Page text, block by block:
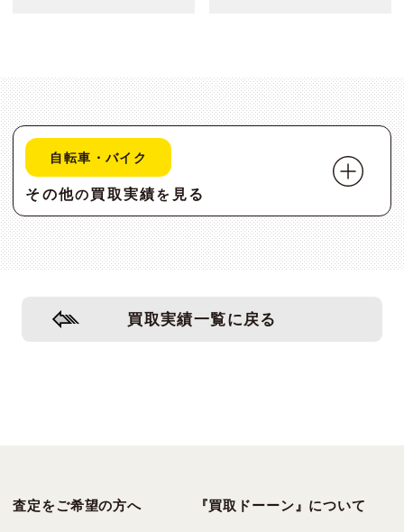
自転車・バイク
その他の買取実績を 見る
買取実績一覧に戻る
査定をご希望の方へ 『買取ドーーン』について